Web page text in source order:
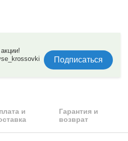
Подписаться
и
Гарантия и
возврат